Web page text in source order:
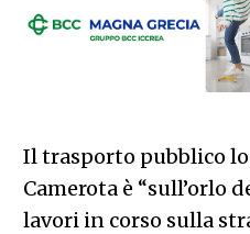
Il trasporto pubblico
Camerota è “sull’orlo
lavori in corso sulla